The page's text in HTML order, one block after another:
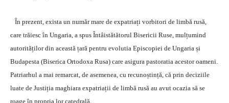
În prezent, exista un număr mare de expatriați vorbitori de limbă rusă,
care trăiesc în Ungaria, a spus Întâistătătorul Bisericii Ruse, mulțumind
autorităților din această țară pentru evolutia Episcopiei de Ungaria și
Budapesta (Biserica Ortodoxa Rusa) care asigura pastoratia acestor oameni.
Patriarhul a mai remarcat, de asemenea, cu recunoștință, că prin deciziile
luate de Justiția maghiara expatriații de limbă rusă au avut ocazia să se
roage în propria lor catedrală.